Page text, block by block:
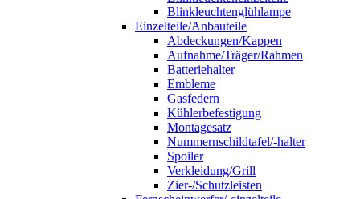
Blinkleuchtenglühlampe
Einzelteile/Anbauteile
Abdeckungen/Kappen
Aufnahme/Träger/Rahmen
Batteriehalter
Embleme
Gasfedern
Kühlerbefestigung
Montagesatz
Nummernschildtafel/-halter
Spoiler
Verkleidung/Grill
Zier-/Schutzleisten